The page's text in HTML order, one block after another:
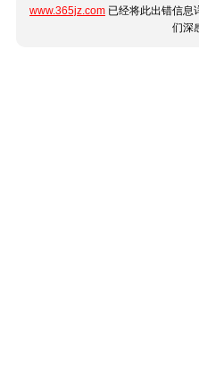
www.365jz.com 已经将此出错信息
们深